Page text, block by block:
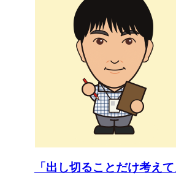
「出し切ることだけ考え